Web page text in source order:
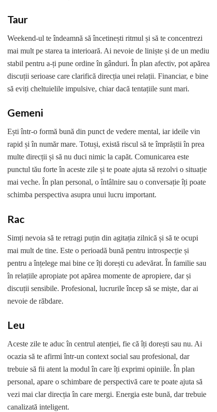
Taur
Weekend-ul te îndeamnă să încetinești ritmul și să te concentrezi
mai mult pe starea ta interioară. Ai nevoie de liniște și de un mediu
stabil pentru a-ți pune ordine în gânduri. În plan afectiv, pot apărea
discuții serioase care clarifică direcția unei relații. Financiar, e bine
să eviți cheltuielile impulsive, chiar dacă tentațiile sunt mari.
Gemeni
Ești într-o formă bună din punct de vedere mental, iar ideile vin
rapid și în număr mare. Totuși, există riscul să te împrăștii în prea
multe direcții și să nu duci nimic la capăt. Comunicarea este
punctul tău forte în aceste zile și te poate ajuta să rezolvi o situație
mai veche. În plan personal, o întâlnire sau o conversație îți poate
schimba perspectiva asupra unui lucru important.
Rac
Simți nevoia să te retragi puțin din agitația zilnică și să te ocupi
mai mult de tine. Este o perioadă bună pentru introspecție și
pentru a înțelege mai bine ce îți dorești cu adevărat. În familie sau
în relațiile apropiate pot apărea momente de apropiere, dar și
discuții sensibile. Profesional, lucrurile încep să se miște, dar ai
nevoie de răbdare.
Leu
Aceste zile te aduc în centrul atenției, fie că îți dorești sau nu. Ai
ocazia să te afirmi într-un context social sau profesional, dar
trebuie să fii atent la modul în care îți exprimi opiniile. În plan
personal, apare o schimbare de perspectivă care te poate ajuta să
vezi mai clar direcția în care mergi. Energia este bună, dar trebuie
canalizată inteligent.